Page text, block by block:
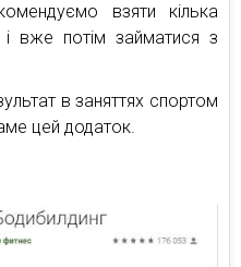
взяти кілька
вже потім займатися з
в заняттях спортом
цей додаток.